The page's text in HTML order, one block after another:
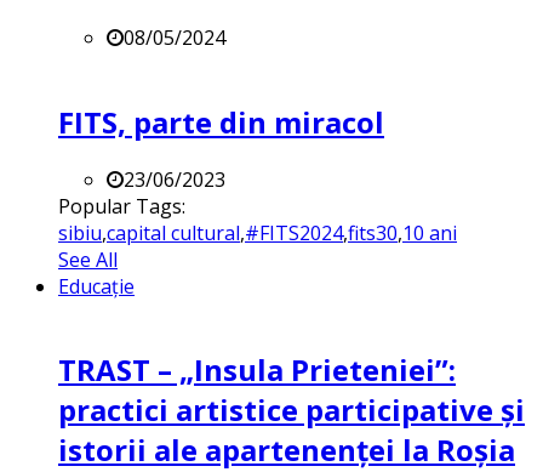
08/05/2024
FITS, parte din miracol
23/06/2023
Popular Tags:
sibiu,capital cultural,#FITS2024,fits30,10 ani
See All
Educație
TRAST – „Insula Prieteniei”:
practici artistice participative și
istorii ale apartenenței la Roșia